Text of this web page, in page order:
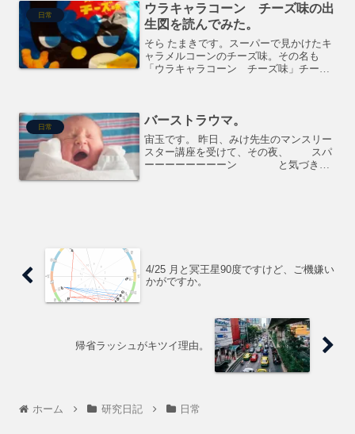
日常
ウラキャラコーン チーズ味の出
生図を読んでみた。
そら たまきです。スーパーで見かけたキ
ャラメルコーンのチーズ味。その名も
「ウラキャラコーン チーズ味」チーズ
ーン チーズ味」の出生図...
日常 バーストラウマ。
宙玉です。 昨日、みけ先生のマンスリー
スター講座を受けて、その夜、 スパ
ーーーーーーーーン と気づきが
4/25 月と冥王星90度ですけど、ご機嫌い
かがですか。
帰省ラッシュがキツイ理由。
ホーム 研究日記 日常